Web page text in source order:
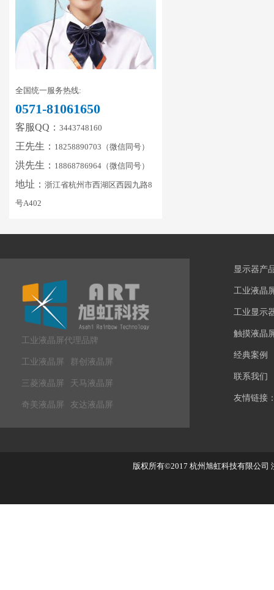
全国统一服务热线:
0571-81061650
客服QQ： 3443748160
王先生： 18258890703（微信同号）
洪先生： 18868786964（微信同号）
地址： 浙江省杭州市西湖区西园九路8
号A402
工业液晶屏代理品牌
工业液晶屏 群创液晶屏
三菱液晶屏 天马液晶屏
奇美液晶屏 友达液晶屏
显示器产
工业液晶
工业显示
触摸液晶
经典案例
联系我们
友情链接
版权所有©2017 杭州旭虹科技有限公司